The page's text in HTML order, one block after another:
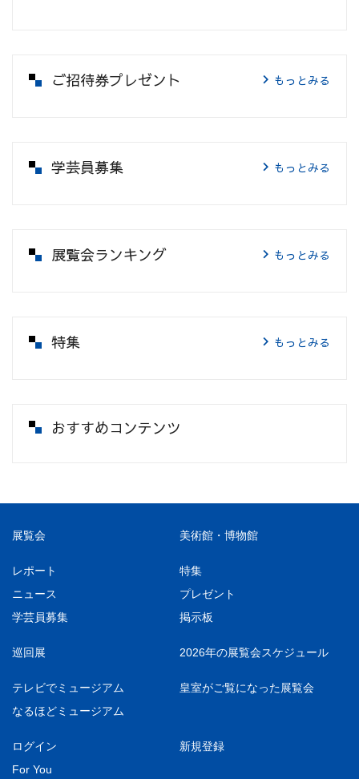
ご招待券プレゼント もっとみる
学芸員募集 もっとみる
展覧会ランキング もっとみる
特集 もっとみる
おすすめコンテンツ
展覧会 美術館・博物館
レポート
特集
ニュース
プレゼント
学芸員募集
掲示板
巡回展 2026年の展覧会スケジュール
テレビでミュージアム
皇室がご覧になった展覧会
なるほどミュージアム
ログイン
新規登録
For You